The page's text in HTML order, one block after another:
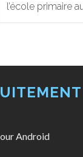
l’école primaire
Android